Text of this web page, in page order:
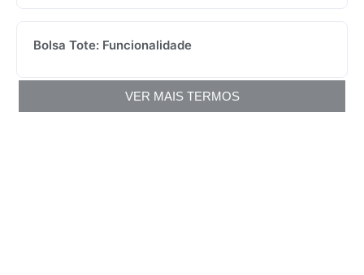
Bolsa Tote: Funcionalidade
VER MAIS TERMOS